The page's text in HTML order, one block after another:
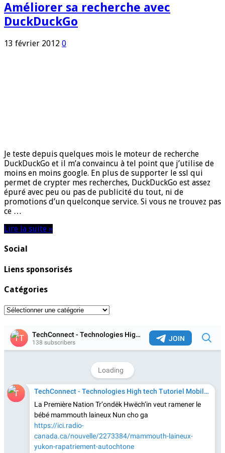
Améliorer sa recherche avec
DuckDuckGo
13 février 2012 0
Je teste depuis quelques mois le moteur de recherche
DuckDuckGo et il m’a convaincu à tel point que j’utilise de
moins en moins google. En plus de supporter le ssl qui
permet de crypter mes recherches, DuckDuckGo est assez
épuré avec peu ou pas de publicité du tout, ni de
promotions d’un quelconque service. Si vous ne trouvez pas
ce …
Lire la suite »
Social
Liens sponsorisés
Catégories
Catégories